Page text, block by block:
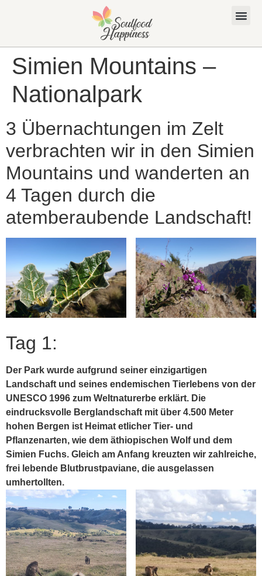
Simien Mountains –
Nationalpark
3 Übernachtungen im Zelt
verbrachten wir in den Simien
Mountains und wanderten an
4 Tagen durch die
atemberaubende Landschaft!
Tag 1:
Der Park wurde aufgrund seiner einzigartigen
Landschaft und seines endemischen Tierlebens von der
UNESCO 1996 zum Weltnaturerbe erklärt. Die
eindrucksvolle Berglandschaft mit über 4.500 Meter
hohen Bergen ist Heimat etlicher Tier- und
Pflanzenarten, wie dem äthiopischen Wolf und dem
Simien Fuchs. Gleich am Anfang kreuzten wir zahlreiche,
frei lebende Blutbrustpaviane, die ausgelassen
umhertollten.